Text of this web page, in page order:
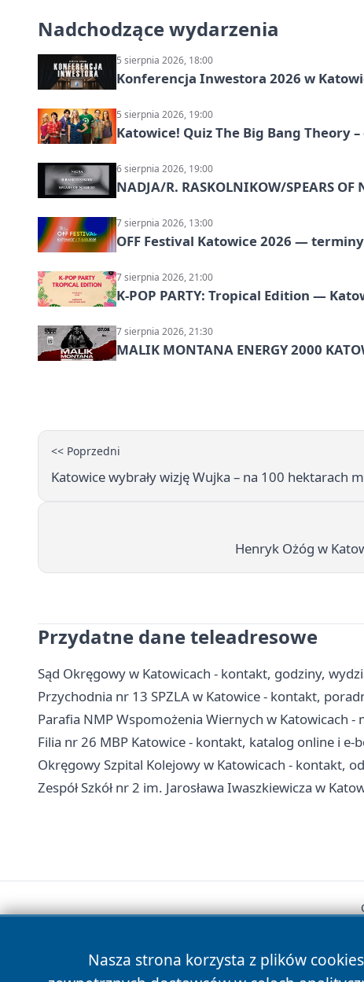
Nadchodzące wydarzenia
5 sierpnia 2026, 18:00
Konferencja Inwestora 2026 w
5 sierpnia 2026, 19:00
Katowice! Quiz The Big Bang Theory
6 sierpnia 2026, 19:00
NADJA/R. RASKOLNIKOW/SPEARS
7 sierpnia 2026, 13:00
OFF Festival Katowice 2026 —
7 sierpnia 2026, 21:00
K-POP PARTY: Tropical Edition —
7 sierpnia 2026, 21:30
MALIK MONTANA ENERGY 2000
<< Poprzedni
Katowice wybrały wizję Wujka – na 100 hektarach
Henryk Ożóg w
Przydatne dane teleadresowe
Sąd Okręgowy w Katowicach - kontakt, godziny,
Przychodnia nr 13 SPZLA w Katowice - kontakt,
Parafia NMP Wspomożenia Wiernych w Katowicach
Filia nr 26 MBP Katowice - kontakt, katalog online i e-
Okręgowy Szpital Kolejowy w Katowicach - kontakt,
Zespół Szkół nr 2 im. Jarosława Iwaszkiewicza w
Nasza strona korzysta z plików